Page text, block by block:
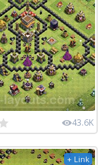
43.6K
+ Link